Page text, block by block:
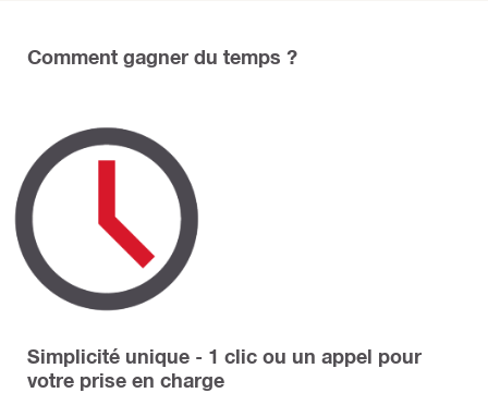
Comment gagner du temps ?
Simplicité unique - 1 clic ou un appel pour
votre prise en charge